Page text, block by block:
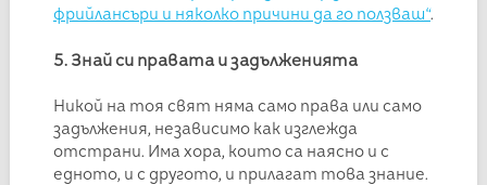
фрийлансъри и няколко причини да го ползваш“.
5. Знай си правата и задълженията
Никой на тоя свят няма само права или само
задължения, независимо как изглежда
отстрани. Има хора, които са наясно и с
едното, и с другото, и прилагат това знание.